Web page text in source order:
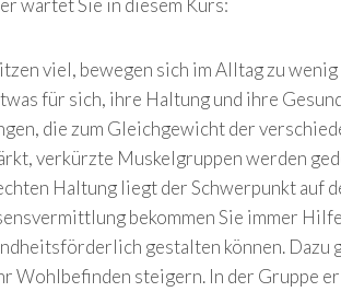
viel, bewegen sich im Alltag zu
für sich, ihre Haltung und ihre
die zum Gleichgewicht der
verkürzte Muskelgruppen werden
Haltung liegt der Schwerpunkt auf
bekommen Sie immer
gestalten können. Dazu
Wohlbefinden steigern. In der Gruppe